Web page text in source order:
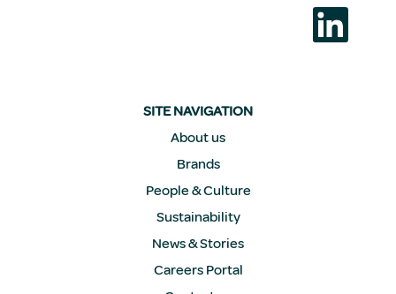
S
a
SITE NAVIGATION
About us
Brands
People & Culture
Sustainability
News & Stories
Careers Portal